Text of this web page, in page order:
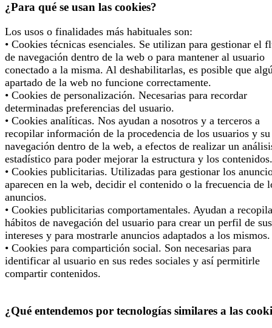
¿Para qué se usan las cookies?
Los usos o finalidades más habituales son:
• Cookies técnicas esenciales. Se utilizan para gestionar el
de navegación dentro de la web o para mantener al usuario
conectado a la misma. Al deshabilitarlas, es posible que
apartado de la web no funcione correctamente.
• Cookies de personalización. Necesarias para recordar
determinadas preferencias del usuario.
• Cookies analíticas. Nos ayudan a nosotros y a terceros a
recopilar información de la procedencia de los usuarios y su
navegación dentro de la web, a efectos de realizar un
estadístico para poder mejorar la estructura y los contenidos.
• Cookies publicitarias. Utilizadas para gestionar los
aparecen en la web, decidir el contenido o la frecuencia de
anuncios.
• Cookies publicitarias comportamentales. Ayudan a
hábitos de navegación del usuario para crear un perfil de sus
intereses y para mostrarle anuncios adaptados a los mismos.
• Cookies para compartición social. Son necesarias para
identificar al usuario en sus redes sociales y así permitirle
compartir contenidos.
¿Qué entendemos por tecnologías similares a las